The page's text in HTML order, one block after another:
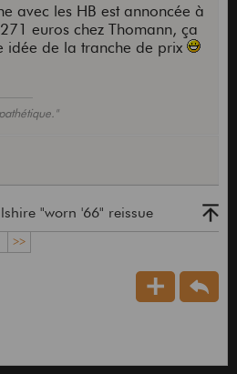
avec les HB est annoncée à
euros chez Thomann, ça
idée de la tranche de prix
"worn '66" reissue
>>